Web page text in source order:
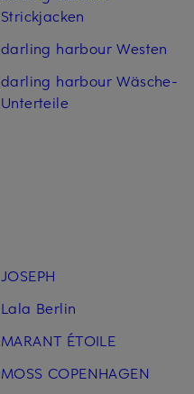
Strickjacken
darling harbour Westen
darling harbour Wäsche-
Unterteile
JOSEPH
Lala Berlin
MARANT ÉTOILE
MOSS COPENHAGEN